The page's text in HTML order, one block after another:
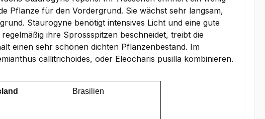
Pflanze für den Vordergrund. Sie wächst sehr langsam,
Staurogyne benötigt intensives Licht und eine gute
ihre Sprossspitzen beschneidet, treibt die
einen sehr schönen dichten Pflanzenbestand. Im
callitrichoides, oder Eleocharis pusilla kombinieren.
Brasilien